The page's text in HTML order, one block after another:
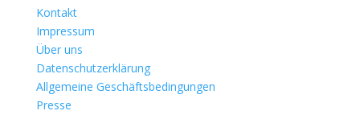
Kontakt
Impressum
Über uns
Datenschutzerklärung
Allgemeine Geschäftsbedingungen
Presse